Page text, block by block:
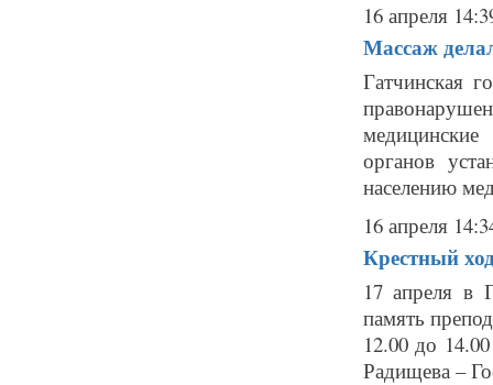
16 апреля
Массаж
Гатчинская
органов
населению
16 апреля
Крестный
17 апреля в
память
12.00 до
Радищева –